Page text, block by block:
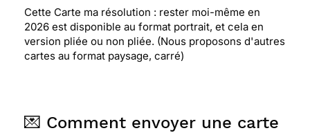
Cette Carte ma résolution : rester moi-même en
2026 est disponible au format portrait, et cela en
version pliée ou non pliée. (Nous proposons d'autres
cartes au format paysage, carré)
💌 Comment envoyer une carte